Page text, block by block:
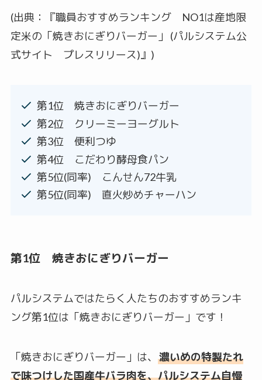
(出典：『職員おすすめランキング NO1は産地限
定米の「焼きおにぎりバーガー」 (パルシステム公
式サイト プレスリリース)』)
第1位 焼きおにぎりバーガー
第2位 クリーミーヨーグルト
第3位 便利つゆ
第4位 こだわり酵母食パン
第5位(同率) こんせん72牛乳
第5位(同率) 直火炒めチャーハン
第1位 焼きおにぎりバーガー
パルシステムではたらく人たちのおすすめランキ
ング第1位は「焼きおにぎりバーガー」です！
「焼きおにぎりバーガー」は、 濃いめの特製たれ
で味つけした国産牛バラ肉を、パルシステム自慢